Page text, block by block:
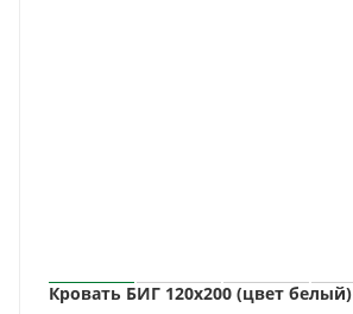
Кровать БИГ 120х200 (цвет белый)